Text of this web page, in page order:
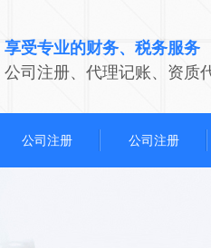
享受专业的财务、税务服务
公司注册、代理记账、资质
公司注册 公司注册